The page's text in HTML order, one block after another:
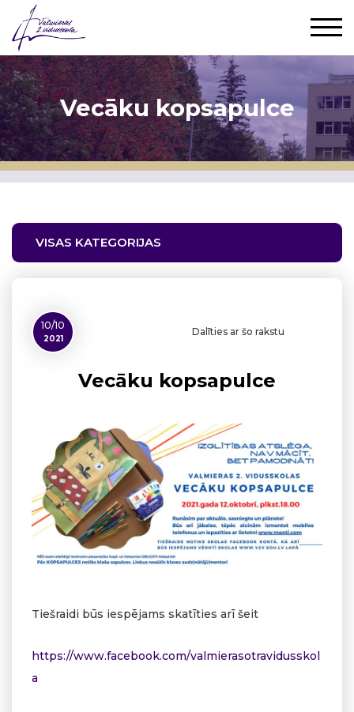
Vecāku kopsapulce
VISAS KATEGORIJAS
10/10
2021
Dalīties ar šo rakstu
Vecāku kopsapulce
Tiešraidi būs iespējams skatīties arī šeit
https://www.facebook.com/valmierasotravidusskol
a